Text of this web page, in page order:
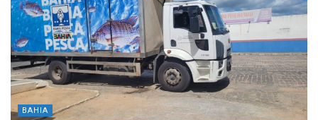
BAHIA